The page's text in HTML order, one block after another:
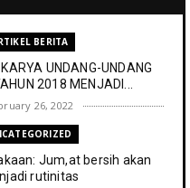
BERITA
UNDANG-UNDANG
2018 MENJADI...
26, 2022
Jum,at bersih akan
rutinitas